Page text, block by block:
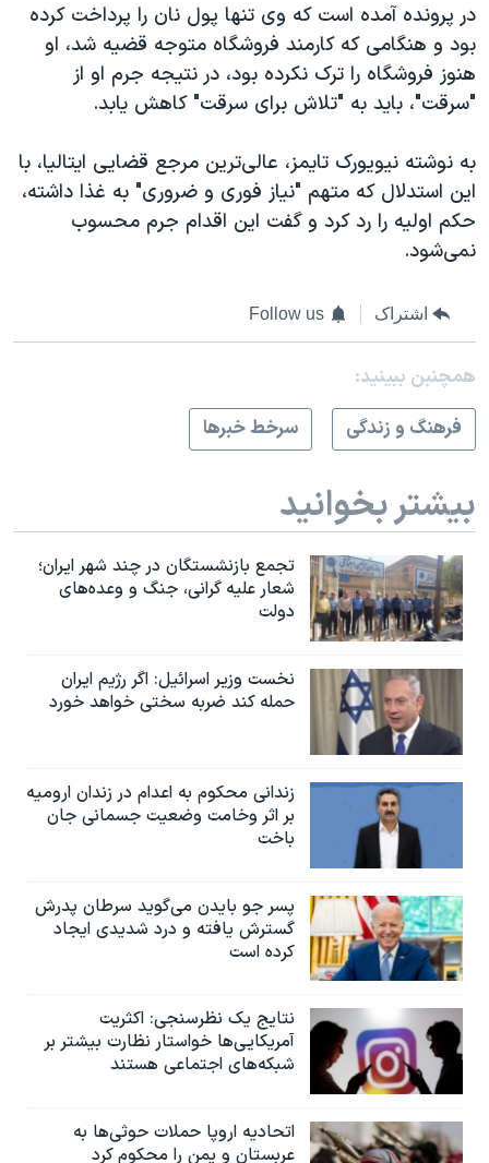
در پرونده آمده است که وی تنها پول نان را پرداخت کرده
بود و هنگامی که کارمند فروشگاه متوجه قضیه شد، او
هنوز فروشگاه را ترک نکرده بود، در نتیجه جرم او از
"سرقت"، باید به "تلاش برای سرقت" کاهش یابد.
به نوشته نیویورک تایمز، عالی‌ترین مرجع قضایی ایتالیا، با
این استدلال که متهم "نیاز فوری و ضروری" به غذا داشته،
حکم اولیه را رد کرد و گفت این اقدام جرم محسوب
نمی‌شود.
اشتراک Follow us
همچنبن ببینید:
فرهنگ و زندگی
سرخط خبرها
بیشتر بخوانید
تجمع بازنشستگان در چند شهر ایران؛
شعار علیه گرانی، جنگ و وعده‌های
دولت
نخست وزیر اسرائيل: اگر رژیم ایران
حمله کند ضربه سختی خواهد خورد
زندانی محکوم به اعدام در زندان ارومیه
بر اثر وخامت وضعیت جسمانی جان
باخت
پسر جو بایدن می‌گوید سرطان پدرش
گسترش یافته و درد شدیدی ایجاد
کرده است
نتایج یک نظرسنجی: اکثریت
آمریکایی‌ها خواستار نظارت بیشتر بر
شبکه‌های اجتماعی هستند
اتحادیه اروپا حملات حوثی‌ها به
عربستان و یمن را محکوم کرد